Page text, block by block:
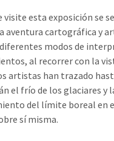
visite esta exposición se
aventura cartográfica y
modos de
al recorrer con la
artistas han trazado
el frío de los glaciares y
del límite boreal en
sí misma.